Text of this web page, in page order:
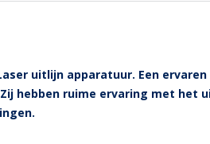
uitlijn apparatuur. Een
hebben ruime ervaring met het